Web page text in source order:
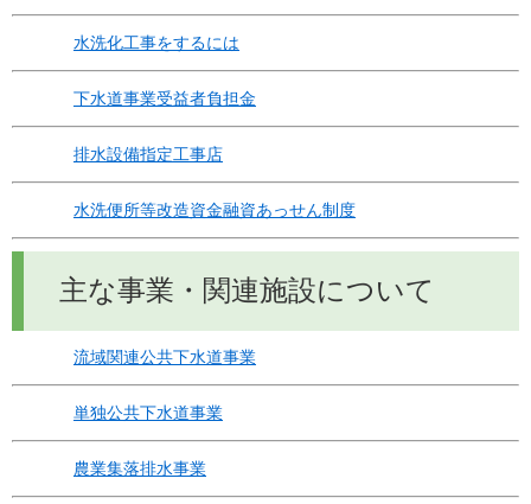
水洗化工事をするには
下水道事業受益者負担金
排水設備指定工事店
水洗便所等改造資金融資あっせん制度
主な事業・関連施設について
流域関連公共下水道事業
単独公共下水道事業
農業集落排水事業